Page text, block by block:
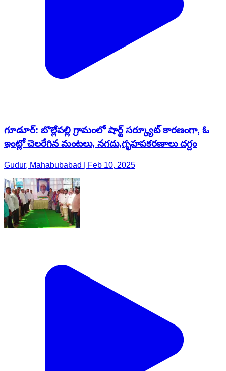
గూడూర్: బొల్లేపల్లి గ్రామంలో షార్ట్ సర్క్యూట్ కారణంగా, ఓ
ఇంట్లో చెలరేగిన మంటలు, నగదు,గృహపకరణాలు దగ్దం
Gudur, Mahabubabad | Feb 10, 2025